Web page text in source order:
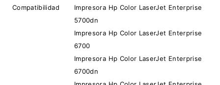
Compatibilidad
Impresora Hp Color LaserJet Enterprise
5700dn
Impresora Hp Color LaserJet Enterprise
6700
Impresora Hp Color LaserJet Enterprise
6700dn